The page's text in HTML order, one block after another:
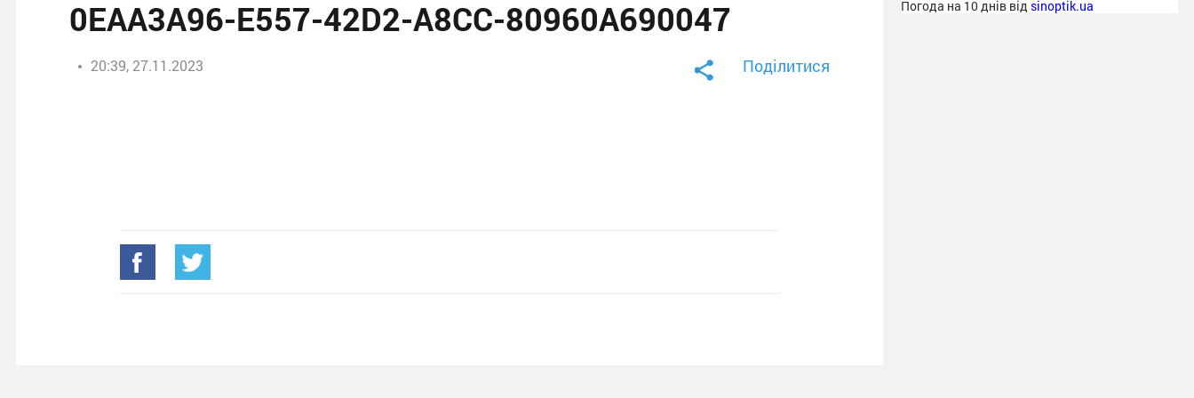
0EAA3A96-E557-42D2-A8CC-80960A690047
20:39, 27.11.2023 Поділитися
Погода на 10 днів від sinoptik.ua